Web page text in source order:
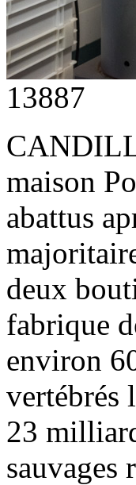
13887
maison
abattus
deux
fabrique
environ
vertébrés
23
sauvages